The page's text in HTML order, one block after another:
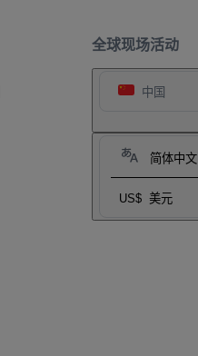
全球现场活动
中国
简体中文
US$ 美元